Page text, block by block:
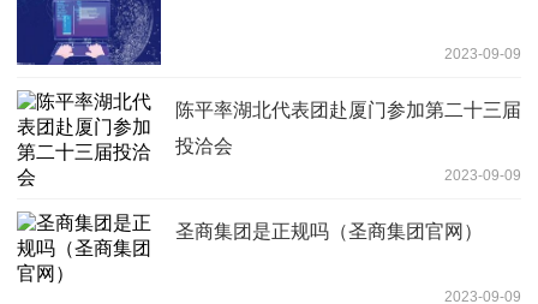
2023-09-09
陈平率湖北代表团赴厦门参加第二十三届
投洽会
2023-09-09
圣商集团是正规吗（圣商集团官网）
2023-09-09